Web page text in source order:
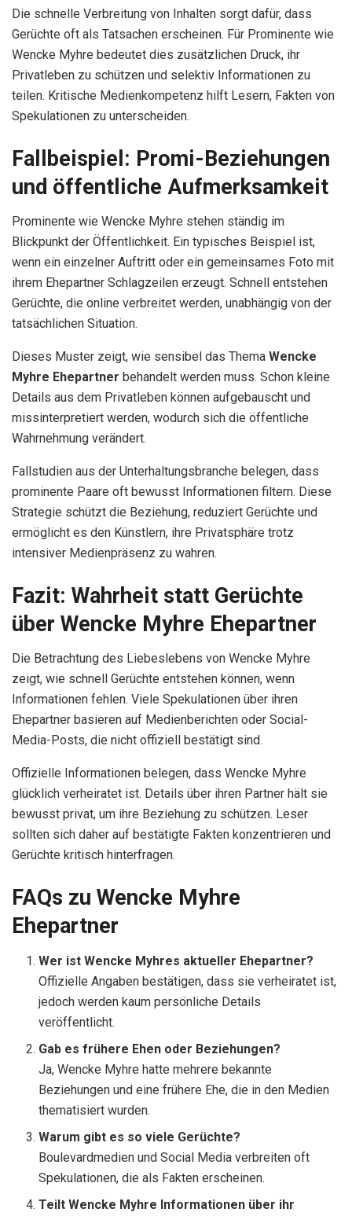
Die schnelle Verbreitung von Inhalten sorgt dafür, dass
Gerüchte oft als Tatsachen erscheinen. Für Prominente wie
Wencke Myhre bedeutet dies zusätzlichen Druck, ihr
Privatleben zu schützen und selektiv Informationen zu
teilen. Kritische Medienkompetenz hilft Lesern, Fakten von
Spekulationen zu unterscheiden.
Fallbeispiel: Promi-Beziehungen
und öffentliche Aufmerksamkeit
Prominente wie Wencke Myhre stehen ständig im
Blickpunkt der Öffentlichkeit. Ein typisches Beispiel ist,
wenn ein einzelner Auftritt oder ein gemeinsames Foto mit
ihrem Ehepartner Schlagzeilen erzeugt. Schnell entstehen
Gerüchte, die online verbreitet werden, unabhängig von der
tatsächlichen Situation.
Dieses Muster zeigt, wie sensibel das Thema Wencke
Myhre Ehepartner behandelt werden muss. Schon kleine
Details aus dem Privatleben können aufgebauscht und
missinterpretiert werden, wodurch sich die öffentliche
Wahrnehmung verändert.
Fallstudien aus der Unterhaltungsbranche belegen, dass
prominente Paare oft bewusst Informationen filtern. Diese
Strategie schützt die Beziehung, reduziert Gerüchte und
ermöglicht es den Künstlern, ihre Privatsphäre trotz
intensiver Medienpräsenz zu wahren.
Fazit: Wahrheit statt Gerüchte
über Wencke Myhre Ehepartner
Die Betrachtung des Liebeslebens von Wencke Myhre
zeigt, wie schnell Gerüchte entstehen können, wenn
Informationen fehlen. Viele Spekulationen über ihren
Ehepartner basieren auf Medienberichten oder Social-
Media-Posts, die nicht offiziell bestätigt sind.
Offizielle Informationen belegen, dass Wencke Myhre
glücklich verheiratet ist. Details über ihren Partner hält sie
bewusst privat, um ihre Beziehung zu schützen. Leser
sollten sich daher auf bestätigte Fakten konzentrieren und
Gerüchte kritisch hinterfragen.
FAQs zu Wencke Myhre
Ehepartner
Wer ist Wencke Myhres aktueller Ehepartner?
Offizielle Angaben bestätigen, dass sie verheiratet ist,
jedoch werden kaum persönliche Details
veröffentlicht.
Gab es frühere Ehen oder Beziehungen?
Ja, Wencke Myhre hatte mehrere bekannte
Beziehungen und eine frühere Ehe, die in den Medien
thematisiert wurden.
Warum gibt es so viele Gerüchte?
Boulevardmedien und Social Media verbreiten oft
Spekulationen, die als Fakten erscheinen.
Teilt Wencke Myhre Informationen über ihr